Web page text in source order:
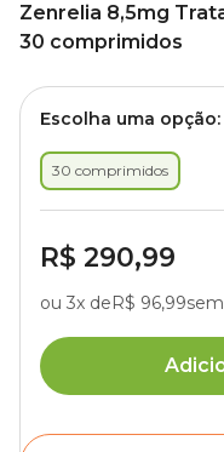
Zenrelia 8,5mg
30 comprimidos
Escolha uma opção:
30 comprimidos
R$ 290,99
ou 3x deR$ 96,99